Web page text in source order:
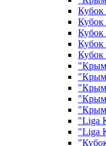
Кубок
Кубок
Кубок
Кубок
Кубок
"Liga
"Liga